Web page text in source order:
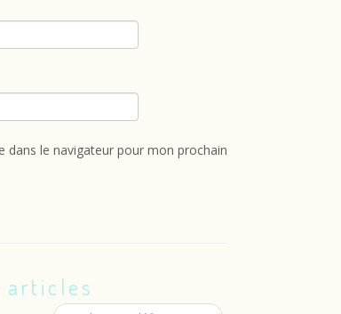
le navigateur pour mon prochain
articles